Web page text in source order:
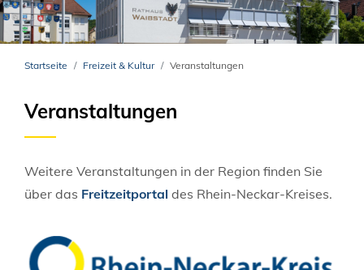
Startseite Freizeit & Kultur Veranstaltungen
Veranstaltungen
Weitere Veranstaltungen in der Region finden Sie
über das Freitzeitportal des Rhein-Neckar-Kreises.